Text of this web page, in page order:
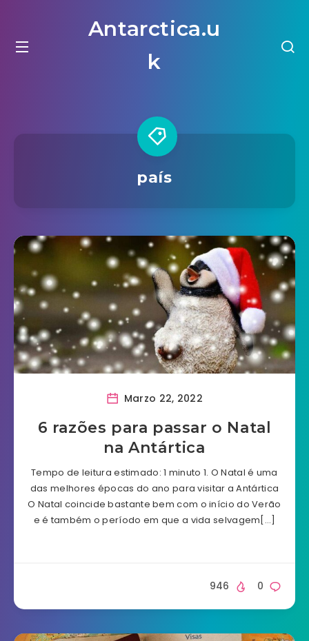
Antarctica.u
k
país
Marzo 22, 2022
6 razões para passar o Natal
na Antártica
Tempo de leitura estimado: 1 minuto 1. O Natal é uma
das melhores épocas do ano para visitar a Antártica
O Natal coincide bastante bem com o início do Verão
e é também o período em que a vida selvagem[…]
0
946